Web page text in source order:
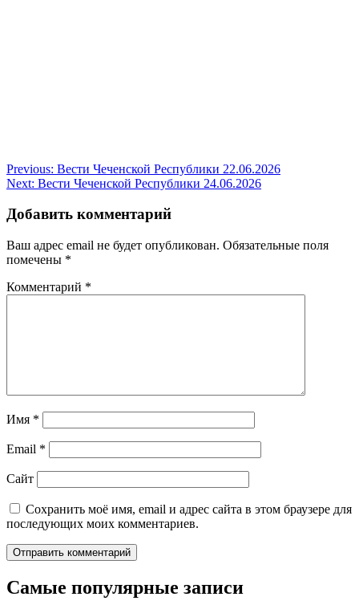
Навигация
по
записям
Previous: Вести Чеченской Республики 22.06.2026
Next: Вести Чеченской Республики 24.06.2026
Добавить комментарий
Ваш адрес email не будет опубликован. Обязательные поля
помечены *
Комментарий *
Имя *
Email *
Сайт
Сохранить моё имя, email и адрес сайта в этом браузере для
последующих моих комментариев.
Самые популярные записи